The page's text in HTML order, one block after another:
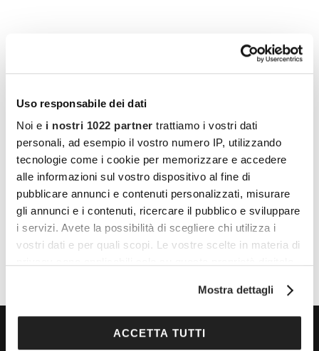
Uso responsabile dei dati
Noi e i nostri 1022 partner trattiamo i vostri dati
personali, ad esempio il vostro numero IP, utilizzando
tecnologie come i cookie per memorizzare e accedere
alle informazioni sul vostro dispositivo al fine di
pubblicare annunci e contenuti personalizzati, misurare
gli annunci e i contenuti, ricercare il pubblico e sviluppare
i servizi. Avete la possibilità di scegliere chi utilizza i
vostri dati e per quali scopi. Le vostre scelte in materia di
modificare o revocare il proprio consenso in qualsiasi
sull'icona di attivazione della privacy.
Mostra dettagli
ACCETTA TUTTI
LUOGO
Palazzo Braschi
Piazza Dan Pantaleo, 10
Roma